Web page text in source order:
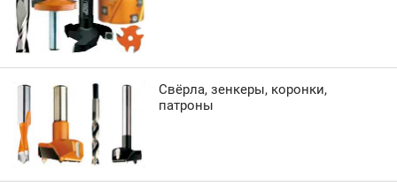
Свёрла, зенкеры, коронки,
патроны